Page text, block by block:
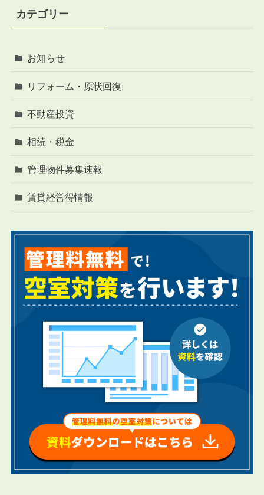
カテゴリー
お知らせ
リフォーム・原状回復
不動産投資
相続・税金
管理物件募集速報
賃貸経営得情報